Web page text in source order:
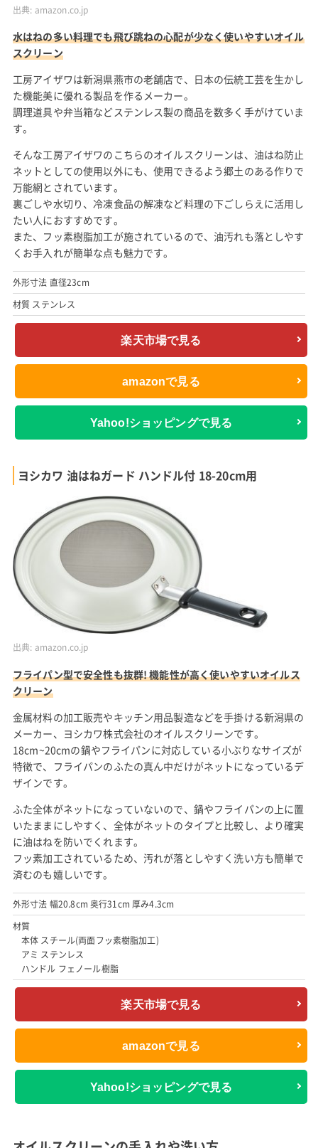
出典: amazon.co.jp
水はねの多い料理でも飛び跳ねの心配が少なく使いやすいオイル
スクリーン
工房アイザワは新潟県燕市の老舗店で、日本の伝統工芸を生かし
た機能美に優れる製品を作るメーカー。
調理道具や弁当箱などステンレス製の商品を数多く手がけていま
す。
そんな工房アイザワのこちらのオイルスクリーンは、油はね防止
ネットとしての使用以外にも、使用できるよう郷土のある作りで
万能網とされています。
裏ごしや水切り、冷凍食品の解凍など料理の下ごしらえに活用し
たい人におすすめです。
また、フッ素樹脂加工が施されているので、油汚れも落としやす
くお手入れが簡単な点も魅力です。
外形寸法 直径23cm
材質 ステンレス
楽天市場で見る
amazonで見る
Yahoo!ショッピングで見る
ヨシカワ 油はねガード ハンドル付 18-20cm用
出典: amazon.co.jp
フライパン型で安全性も抜群! 機能性が高く使いやすいオイルス
クリーン
金属材料の加工販売やキッチン用品製造などを手掛ける新潟県の
メーカー、ヨシカワ株式会社のオイルスクリーンです。
18cm~20cmの鍋やフライパンに対応している小ぶりなサイズが
特徴で、フライパンのふたの真ん中だけがネットになっているデ
ザインです。
ふた全体がネットになっていないので、鍋やフライパンの上に置
いたままにしやすく、全体がネットのタイプと比較し、より確実
に油はねを防いでくれます。
フッ素加工されているため、汚れが落としやすく洗い方も簡単で
済むのも嬉しいです。
外形寸法 幅20.8cm 奥行31cm 厚み4.3cm
材質
本体 スチール(両面フッ素樹脂加工)
アミ ステンレス
ハンドル フェノール樹脂
楽天市場で見る
amazonで見る
Yahoo!ショッピングで見る